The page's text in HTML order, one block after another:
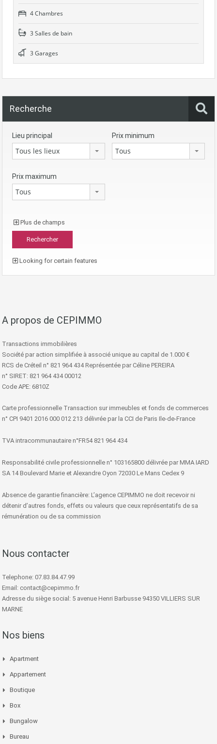
4 Chambres
3 Salles de bain
3 Garages
Recherche
Lieu principal
Tous les lieux
Prix minimum
Tous
Prix maximum
Tous
Plus de champs
Looking for certain features
A propos de CEPIMMO
Transactions immobilières
Société par action simplifiée à associé unique au capital de 1.000 €
RCS de Créteil n° 821 964 434 Représentée par Céline PEREIRA
n° SIRET: 821 964 434 00012
Code APE: 6810Z
Carte professionnelle Transaction sur immeubles et fonds de commerces
n° CPI 9401 2016 000 012 213 délivrée par la CCI de Paris Ile-de-France
TVA intracommunautaire n°FR54 821 964 434
Responsabilité civile professionnelle n° 103165800 délivrée par MMA IARD
SA 14 Boulevard Marie et Alexandre Oyon 72030 Le Mans Cedex 9
Absence de garantie financière: L’agence CEPIMMO ne doit recevoir ni
détenir d’autres fonds, effets ou valeurs que ceux représentatifs de sa
rémunération ou de sa commission
Nous contacter
Telephone: 07.83.84.47.99
Email: contact@cepimmo.fr
Adresse du siège social: 5 avenue Henri Barbusse 94350 VILLIERS SUR
MARNE
Nos biens
Apartment
Appartement
Boutique
Box
Bungalow
Bureau